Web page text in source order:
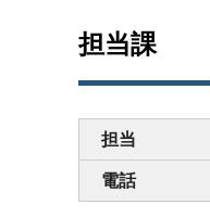
担当課
担当
電話